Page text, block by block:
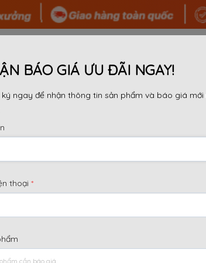
TÔI
GIÀN GIÁO NÊM
là hệ thống giàn giáo thiết kế nhằm phù
được sử dụng rất nhiều, bởi chúng phù
hiệu quả và vừa dùng làm giàn giáo
BÁO GIÁ ƯU ĐÃI NGAY!
ngay để nhận thông tin sản phẩm và báo giá mới
thoại *